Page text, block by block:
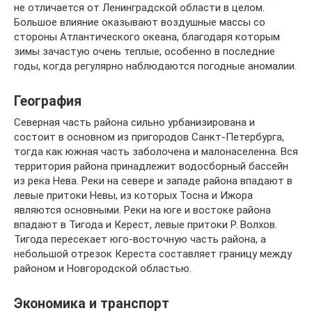
не отличается от Ленинградской области в целом.
Большое влияние оказывают воздушные массы со
стороны Атлантического океана, благодаря которым
зимы зачастую очень теплые, особенно в последние
годы, когда регулярно наблюдаются погодные аномалии.
География
Северная часть района сильно урбанизирована и
состоит в основном из пригородов Санкт-Петербурга,
тогда как южная часть заболочена и малонаселенна. Вся
территория района принадлежит водосборный бассейн
из река Нева. Реки на севере и западе района впадают в
левые притоки Невы, из которых Тосна и Ижора
являются основными. Реки на юге и востоке района
впадают в Тигода и Керест, левые притоки Р. Волхов.
Тигода пересекает юго-восточную часть района, а
небольшой отрезок Кереста составляет границу между
районом и Новгородской областью.
Экономика и транспорт